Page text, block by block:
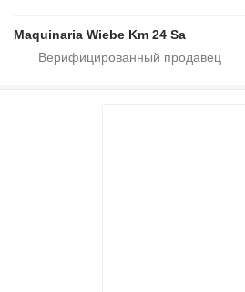
Maquinaria Wiebe Km 24 Sa